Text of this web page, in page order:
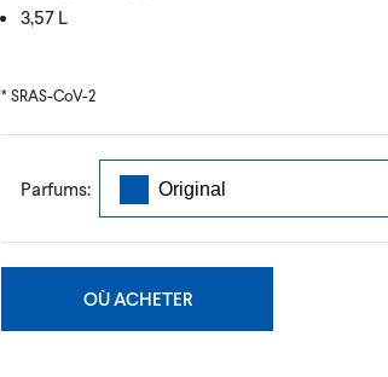
3,57 L
* SRAS-CoV-2
Parfums:
OÙ ACHETER